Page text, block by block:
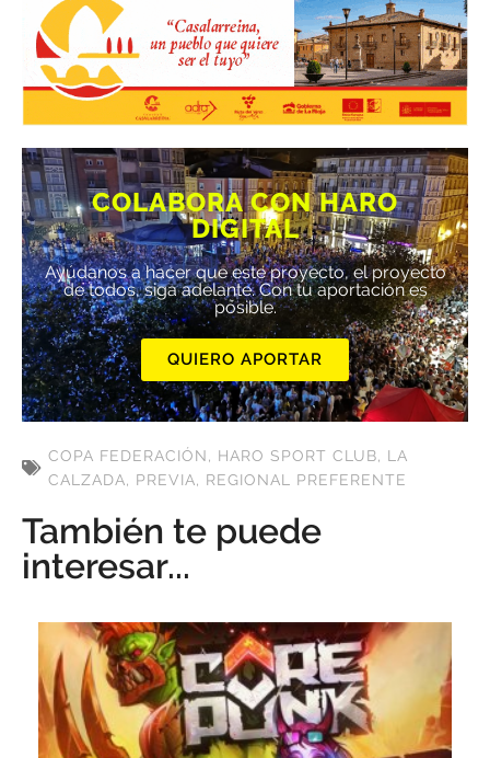
COLABORA CON HARO
DIGITAL
Ayúdanos a hacer que este proyecto, el proyecto
de todos, siga adelante. Con tu aportación es
posible.
QUIERO APORTAR
COPA FEDERACIÓN, HARO SPORT CLUB, LA
CALZADA, PREVIA, REGIONAL PREFERENTE
También te puede
interesar...